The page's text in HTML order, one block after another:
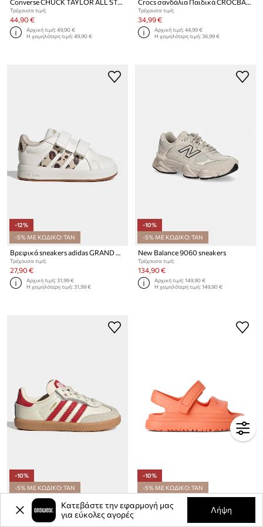
Τρέχουσα τιμή:
44,90 €
Αρχική τιμή:49,90 €
Η χαμηλότερη τιμή:49,90 €
Τρέχουσα τιμή:
34,99 €
Αρχική τιμή:44,99 €
Η χαμηλότερη τιμή:36,99 €
-12%
-5% ΜΕ ΚΩΔΙΚΟ: TAN
Βρεφικά sneakers adidas GRAND COURT 3.0
Τρέχουσα τιμή:
27,90 €
Αρχική τιμή:31,99 €
Η χαμηλότερη τιμή:31,99 €
-10%
-5% ΜΕ ΚΩΔΙΚΟ: TAN
New Balance 9060 sneakers
Τρέχουσα τιμή:
134,90 €
Αρχική τιμή:149,90 €
Η χαμηλότερη τιμή:149,90 €
-10%
-5% ΜΕ ΚΩΔΙΚΟ: TAN
Παιδικά δερμάτινα sneakers adidas Originals SAMBA OG
Τρέχουσα τιμή:
53,99 €
-10%
-5% ΜΕ ΚΩΔΙΚΟ: TAN
Τρέχουσα τιμή:
Κατεβάστε την εφαρμογή μας
για εύκολες αγορές
Λήψη